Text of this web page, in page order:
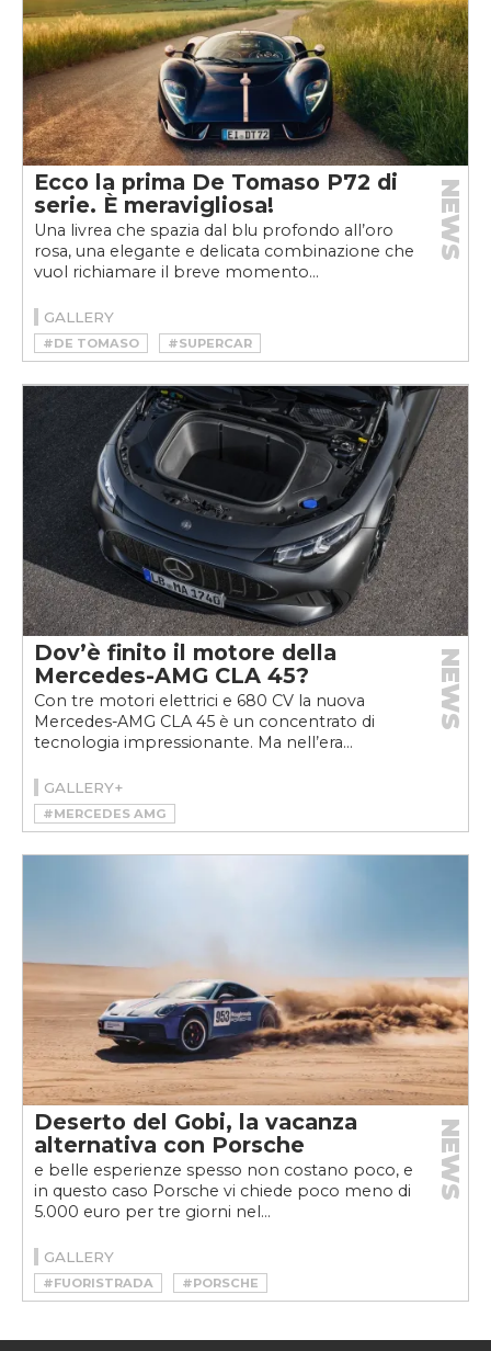
Ecco la prima De Tomaso P72 di
serie. È meravigliosa!
Una livrea che spazia dal blu profondo all’oro
rosa, una elegante e delicata combinazione che
vuol richiamare il breve momento...
NEWS
GALLERY
#DE TOMASO #SUPERCAR
Dov’è finito il motore della
Mercedes-AMG CLA 45?
Con tre motori elettrici e 680 CV la nuova
Mercedes-AMG CLA 45 è un concentrato di
tecnologia impressionante. Ma nell’era...
NEWS
GALLERY+
#MERCEDES AMG
#MERCEDES-AMG CLA 45 4MATIC+
Deserto del Gobi, la vacanza
alternativa con Porsche
e belle esperienze spesso non costano poco, e
in questo caso Porsche vi chiede poco meno di
5.000 euro per tre giorni nel...
NEWS
GALLERY
#FUORISTRADA #PORSCHE